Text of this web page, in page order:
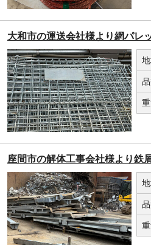
大和市の運送会社様より網パレ
座間市の解体工事会社様より鉄